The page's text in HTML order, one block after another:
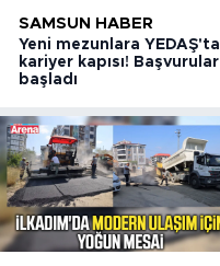
SAMSUN HABER
Yeni mezunlara YEDAŞ'ta
kariyer kapısı! Başvurular
başladı